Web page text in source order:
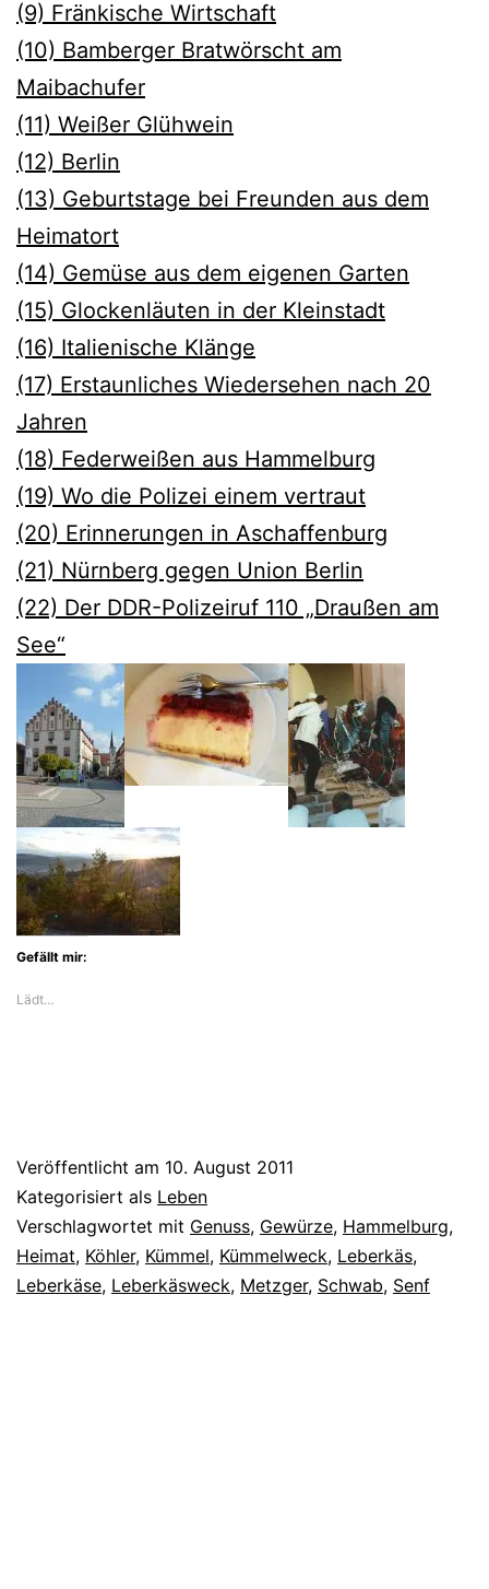
(9) Fränkische Wirtschaft
(10) Bamberger Bratwörscht am
Maibachufer
(11) Weißer Glühwein
(12) Berlin
(13) Geburtstage bei Freunden aus dem
Heimatort
(14) Gemüse aus dem eigenen Garten
(15) Glockenläuten in der Kleinstadt
(16) Italienische Klänge
(17) Erstaunliches Wiedersehen nach 20
Jahren
(18) Federweißen aus Hammelburg
(19) Wo die Polizei einem vertraut
(20) Erinnerungen in Aschaffenburg
(21) Nürnberg gegen Union Berlin
(22) Der DDR-Polizeiruf 110 „Draußen am
See“
Gefällt mir:
Lädt…
Veröffentlicht am 10. August 2011
Kategorisiert als Leben
Verschlagwortet mit Genuss, Gewürze, Hammelburg,
Heimat, Köhler, Kümmel, Kümmelweck, Leberkäs,
Leberkäse, Leberkäsweck, Metzger, Schwab, Senf